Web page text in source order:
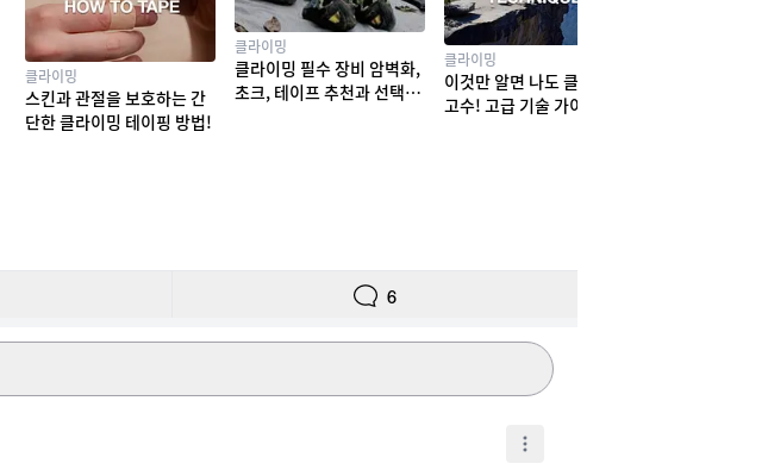
클라이밍
스킨과 관절을 보호하는 간
단한 클라이밍 테이핑 방법!
클라이밍
클라이밍 필수 장비 암벽화,
초크, 테이프 추천과 선택법
클라이밍
이것만 알면 나도 클라이밍
고수! 고급 기술 가이드
6